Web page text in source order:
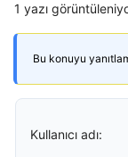
1 yazı
Bu konuyu
Kullanıcı adı: